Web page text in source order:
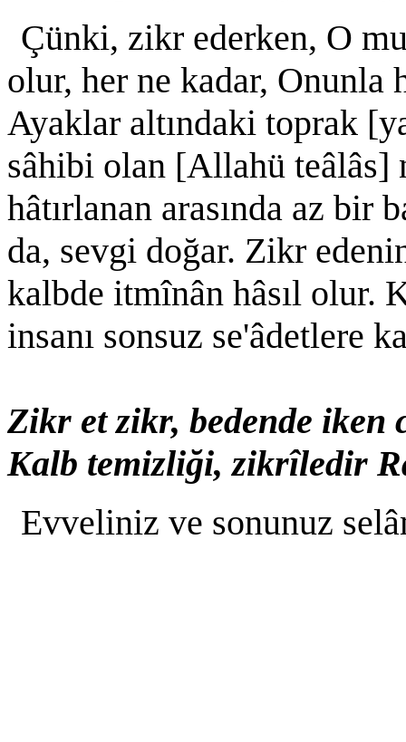
Çünki, zikr ederken, O
olur, her ne kadar, Onunla
Ayaklar altındaki toprak
sâhibi olan [Allahü teâlâs]
hâtırlanan arasında az bir
da, sevgi doğar. Zikr
kalbde itmînân hâsıl olur.
insanı sonsuz se'âdetlere
Zikr et zikr, bedende iken
Kalb temizliği, zikrîledir
Evveliniz ve sonunuz